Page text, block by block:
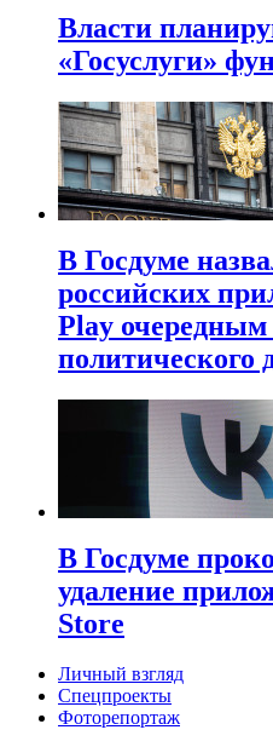
Власти
«Госуслуги»
В Госдуме
российских
Play
политического
В Госдуме
удаление
Store
Личный взгляд
Спецпроекты
Фоторепортаж